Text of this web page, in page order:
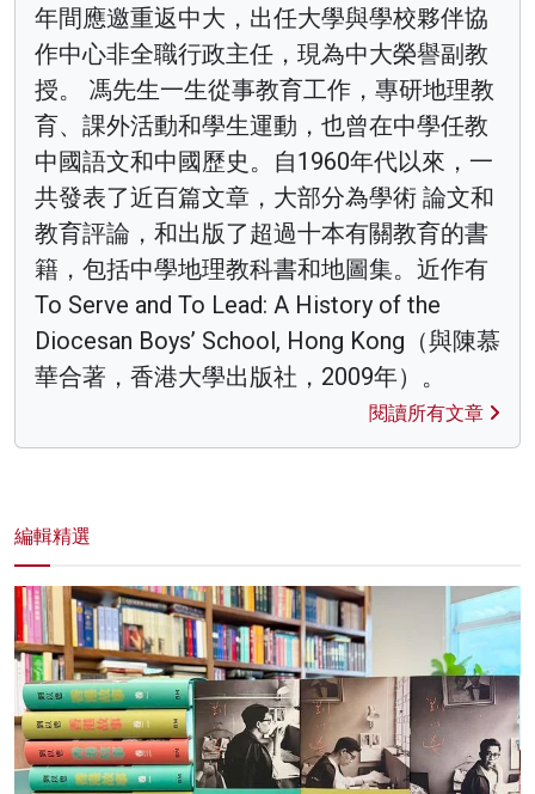
年間應邀重返中大，出任大學與學校夥伴協
作中心非全職行政主任，現為中大榮譽副教
授。 馮先生一生從事教育工作，專研地理教
育、課外活動和學生運動，也曾在中學任教
中國語文和中國歷史。自1960年代以來，一
共發表了近百篇文章，大部分為學術 論文和
教育評論，和出版了超過十本有關教育的書
籍，包括中學地理教科書和地圖集。近作有
To Serve and To Lead: A History of the
Diocesan Boys’ School, Hong Kong（與陳慕
華合著，香港大學出版社，2009年）。
閱讀所有文章
編輯精選